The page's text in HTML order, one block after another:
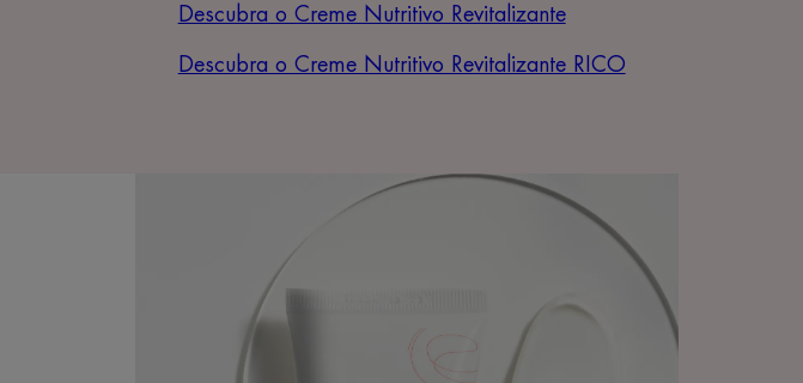
Descubra o Creme Nutritivo Revitalizante
Descubra o Creme Nutritivo Revitalizante RICO